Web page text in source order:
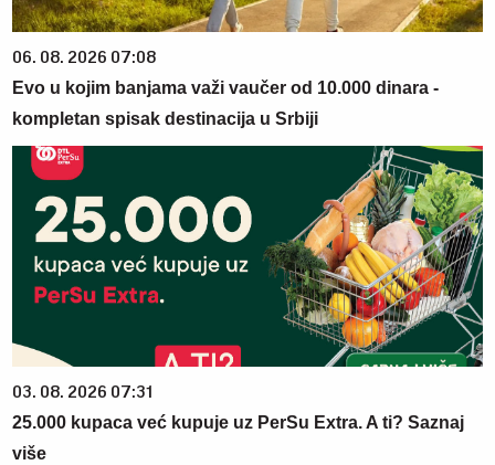
06. 08. 2026 07:08
Evo u kojim banjama važi vaučer od 10.000 dinara -
kompletan spisak destinacija u Srbiji
03. 08. 2026 07:31
25.000 kupaca već kupuje uz PerSu Extra. A ti? Saznaj
više